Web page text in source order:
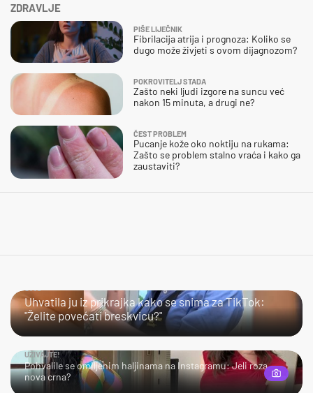
ZDRAVLJE
PIŠE LIJEČNIK
Fibrilacija atrija i prognoza: Koliko se
dugo može živjeti s ovom dijagnozom?
POKROVITELJ STADA
Zašto neki ljudi izgore na suncu već
nakon 15 minuta, a drugi ne?
ČEST PROBLEM
Pucanje kože oko noktiju na rukama:
Zašto se problem stalno vraća i kako ga
zaustaviti?
Uhvatila ju iz prikrajka kako se snima za TikTok:
"Želite povećati breskvicu?"
UŽIVAJTE!
Pohvalile se omiljenim haljinama na Instagramu: Jeli roza
nova crna?